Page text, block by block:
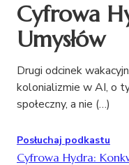
Cyfrowa
Umysłów
Drugi odcinek
kolonializmie w AI, o
społeczny, a nie (…)
Posłuchaj podkastu
Cyfrowa Hydra: